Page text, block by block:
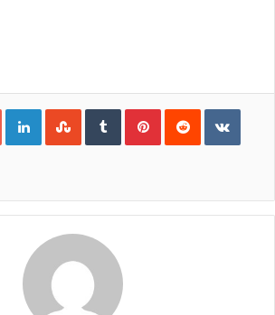
Google+LinkedInStumbleUpon
TumblrPinterestReddit